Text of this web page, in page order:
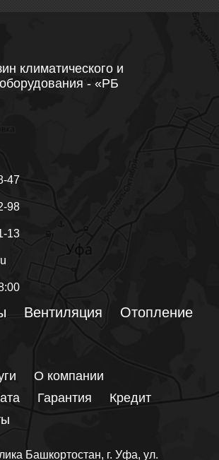
климатического и
- «РБ
47
98
13
Вентиляция
Отопление
О компании
Гарантия
Кредит
Башкортостан, г. Уфа, ул.